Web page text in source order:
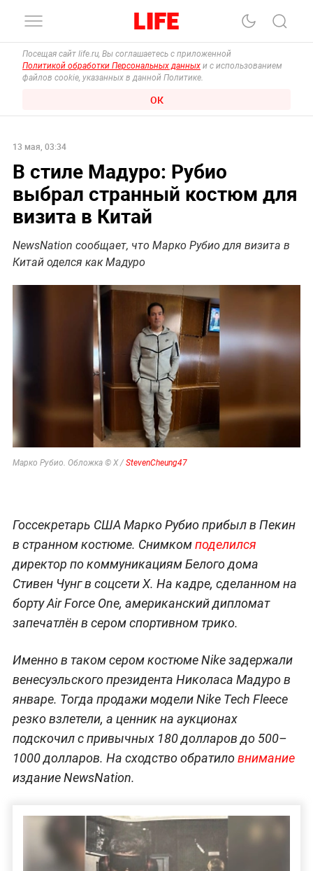
Посещая сайт life.ru, Вы соглашаетесь с приложенной
Политикой обработки Персональных данных и с использованием
файлов cookie, указанных в данной Политике.
ОК
13 мая, 03:34
В стиле Мадуро: Рубио
выбрал странный костюм для
визита в Китай
NewsNation сообщает, что Марко Рубио для визита в
Китай оделся как Мадуро
Марко Рубио. Обложка © X / StevenCheung47
Госсекретарь США Марко Рубио прибыл в Пекин
в странном костюме. Снимкомподелился
директор по коммуникациям Белого дома
Стивен Чунг в соцсети X. На кадре, сделанном на
борту Air Force One, американский дипломат
запечатлён в сером спортивном трико.
Именно в таком сером костюме Nike задержали
венесуэльского президента Николаса Мадуро в
январе. Тогда продажи модели Nike Tech Fleece
резко взлетели, а ценник на аукционах
подскочил с привычных 180 долларов до 500–
1000 долларов. На сходство обратиловнимание
издание NewsNation.